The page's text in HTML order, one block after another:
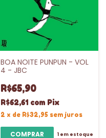
BOA NOITE PUNPUN - VOL
4 - JBC
R$65,90
R$62,61 com Pix
2 x de R$32,95 sem juros
1 em estoque